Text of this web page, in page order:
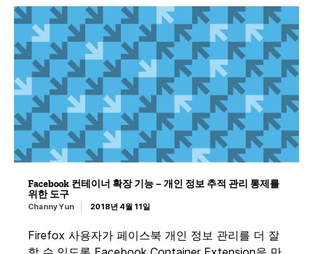
Facebook 컨테이너 확장 기능 – 개인 정보 추적 관리 통제를
위한 도구
Channy Yun 2018년 4월 11일
Firefox 사용자가 페이스북 개인 정보 관리를 더 잘